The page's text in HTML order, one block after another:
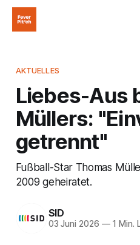
AKTUELLES
Liebes-Aus
Müllers:
getrennt"
Fußball-Star Thomas
2009 geheiratet.
SID
03 Juni 2026 —1 Min.